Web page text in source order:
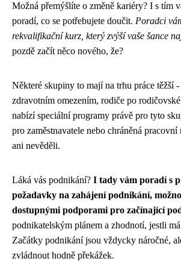
Možná přemýšlíte o změně kariéry? I s tím
poradí, co se potřebujete doučit. Poradci
rekvalifikační kurz, který zvýší vaše šance
pozdě začít něco nového, že?
Některé skupiny to mají na trhu práce těžší
zdravotním omezením, rodiče po
nabízí speciální programy právě pro tyto
pro zaměstnavatele nebo chráněná
ani nevěděli.
Láká vás podnikání? I tady vám poradí s
požadavky na zahájení podnikání,
dostupnými podporami pro začínající
podnikatelským plánem a zhodnotí, jestli
Začátky podnikání jsou vždycky náročné,
zvládnout hodně překážek.